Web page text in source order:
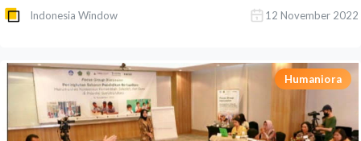
Indonesia Window 12 November 2022
Humaniora